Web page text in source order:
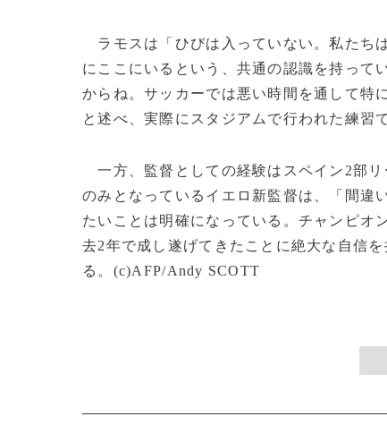
ラモスは「ひびは入っていない。私たち
にここにいるという、共通の認識を持って
からね。サッカーでは悪い時間を通して特
と述べ、実際にスタジアムで行われた練習
一方、監督としての経験はスペイン2部リ
のみとなっているイエロ新監督は、「間違
たいことは明確になっている。チャンピオ
去2年で成し遂げてきたことに絶大な自信
る。(c)AFP/Andy SCOTT